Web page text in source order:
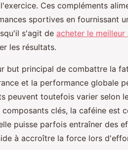
Ces compléments
sportives en fournissant
s'agit de acheter le
les résultats.
but principal de combattre la
et la performance globale
peuvent toutefois varier selon
clés, la caféine est
puisse parfois entraîner des
à accroître la force lors